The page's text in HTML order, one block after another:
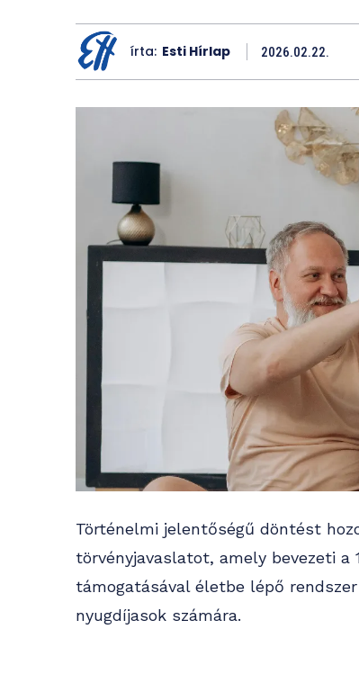
írta: Esti Hírlap 2026.02.22.
Történelmi jelentőségű döntést
törvényjavaslatot, amely bevezeti a
támogatásával életbe lépő
nyugdíjasok számára.